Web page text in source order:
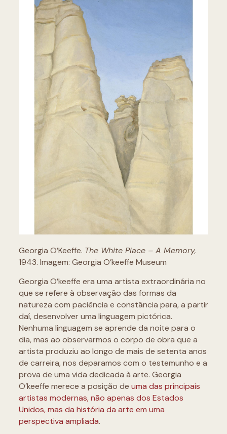
Georgia O’Keeffe. The White Place – A Memory,
1943. Imagem: Georgia O’keeffe Museum
Georgia O’keeffe era uma artista extraordinária no
que se refere à observação das formas da
natureza com paciência e constância para, a partir
daí, desenvolver uma linguagem pictórica.
Nenhuma linguagem se aprende da noite para o
dia, mas ao observarmos o corpo de obra que a
artista produziu ao longo de mais de setenta anos
de carreira, nos deparamos com o testemunho e a
prova de uma vida dedicada à arte. Georgia
O’keeffe merece a posição de uma das principais
artistas modernas, não apenas dos Estados
Unidos, mas da história da arte em uma
perspectiva ampliada.